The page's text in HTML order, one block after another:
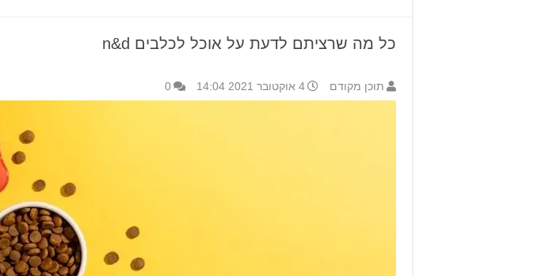
כל מה שרציתם לדעת על אוכל לכלבים n&d
תוכן מקודם 4 אוקטובר 2021 14:04 0